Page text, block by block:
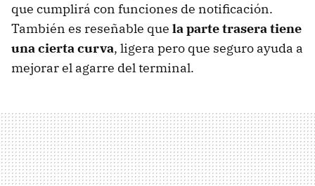
que cumplirá con funciones de notificación.
También es reseñable que la parte trasera tiene
una cierta curva, ligera pero que seguro ayuda a
mejorar el agarre del terminal.